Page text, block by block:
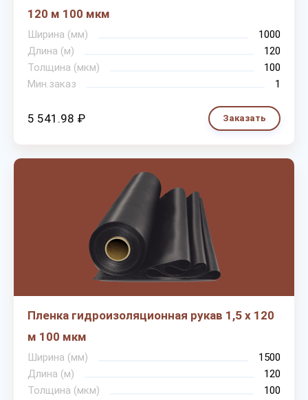
120 м 100 мкм
Ширина (мм)
1000
Длина (м)
120
Толщина (мкм)
100
Мин.заказ
1
5 541.98 ₽ Заказать
Пленка гидроизоляционная рукав 1,5 х 120
м 100 мкм
Ширина (мм)
1500
Длина (м)
120
Толщина (мкм)
100